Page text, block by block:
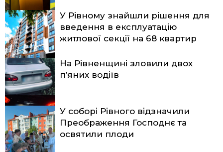
У Рівному знайшли рішення для
введення в експлуатацію
житлової секції на 68 квартир
На Рівненщині зловили двох
п’яних водіїв
У соборі Рівного відзначили
Преображення Господнє та
освятили плоди